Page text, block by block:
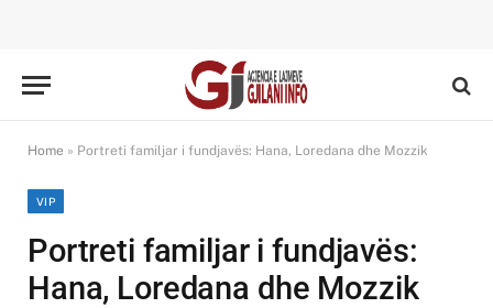
Home » Portreti familjar i fundjavës: Hana, Loredana dhe Mozzik
VIP
Portreti familjar i fundjavës:
Hana, Loredana dhe Mozzik